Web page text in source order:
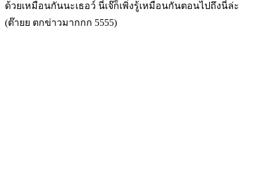
ด้วยเหมือนกันนะเธอว์ นี่เจ๊ก็เพิ่งรู้เหมือนกันตอนไปถึงนี่ล่ะ
(ต๊ายย ตกข่าวมากกก 5555)